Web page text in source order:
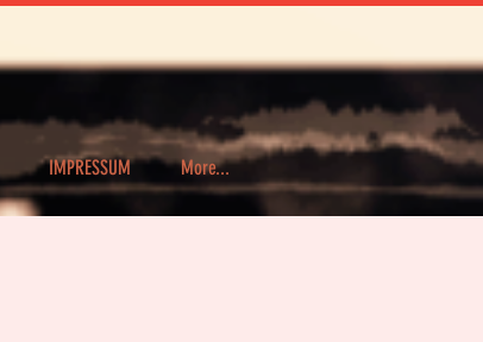
IMPRESSUM More...